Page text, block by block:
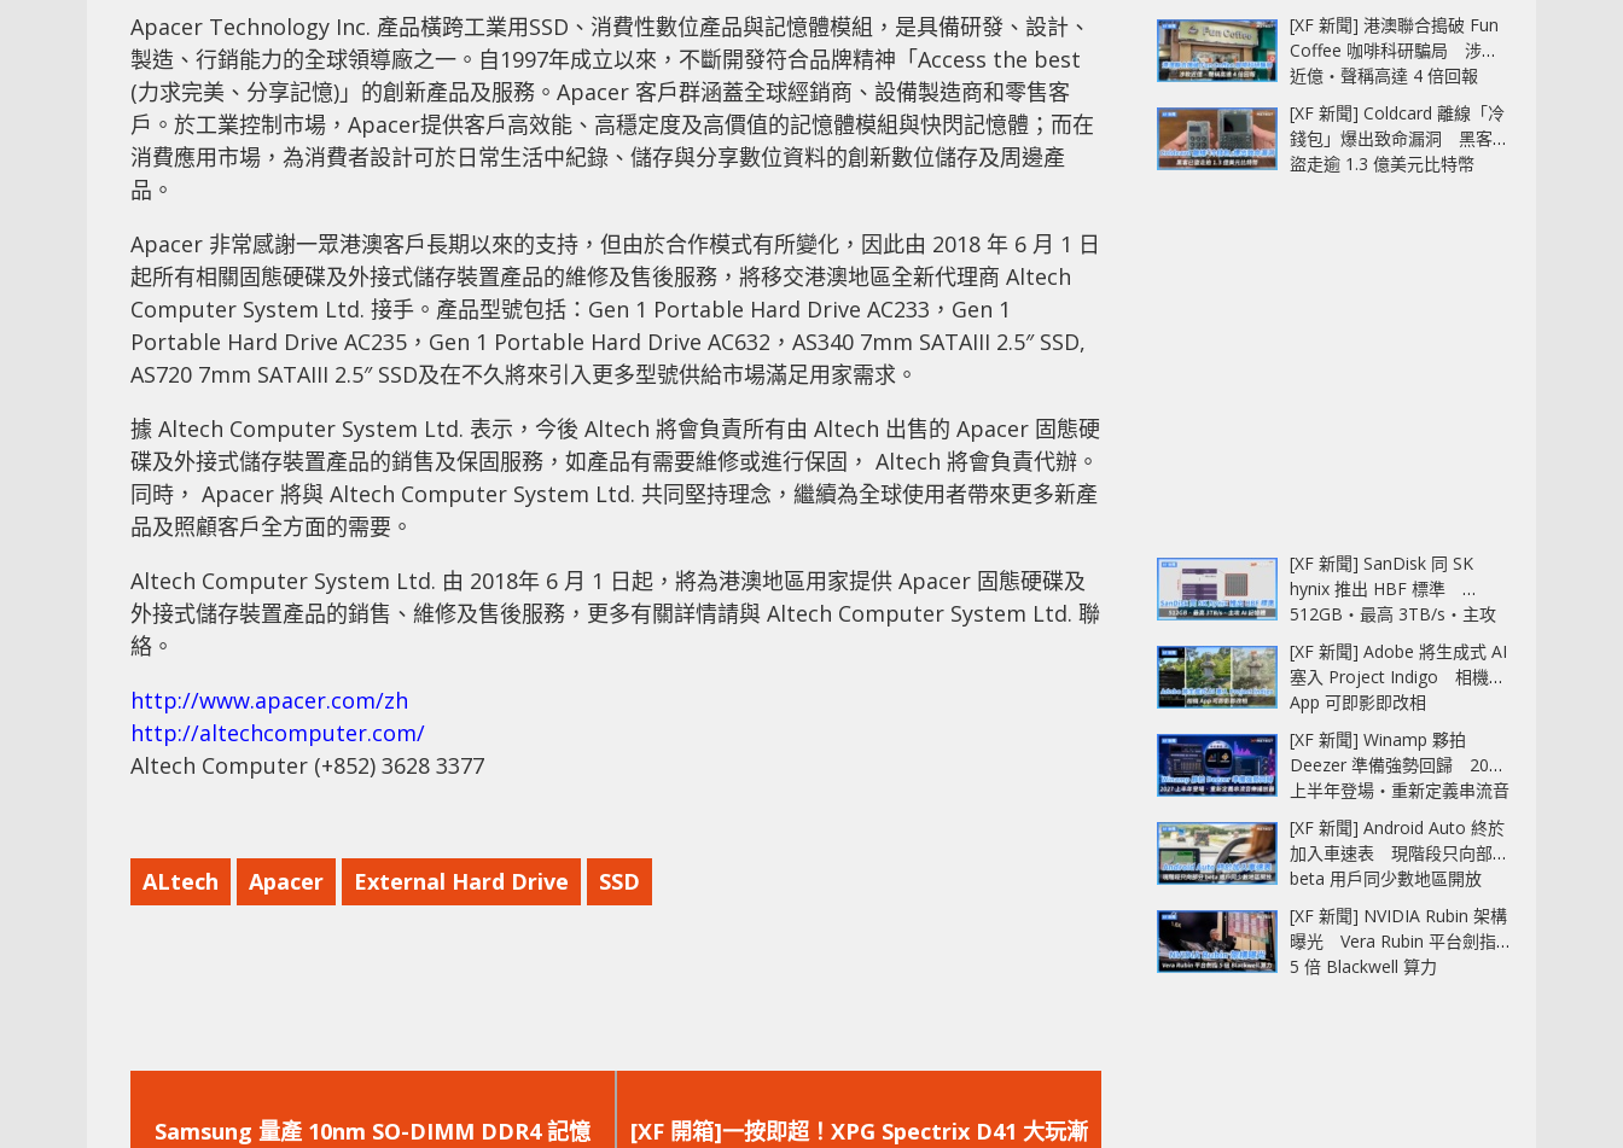
Apacer Technology Inc. 產品橫跨工業用SSD、消費性數位產品與記憶體模組，是具備研發、設計、
製造、行銷能力的全球領導廠之一。自1997年成立以來，不斷開發符合品牌精神「Access the best
(力求完美、分享記憶)」的創新產品及服務。Apacer 客戶群涵蓋全球經銷商、設備製造商和零售客
戶。於工業控制市場，Apacer提供客戶高效能、高穩定度及高價值的記憶體模組與快閃記憶體；而在
消費應用市場，為消費者設計可於日常生活中紀錄、儲存與分享數位資料的創新數位儲存及周邊產
品。
Apacer 非常感謝一眾港澳客戶長期以來的支持，但由於合作模式有所變化，因此由 2018 年 6 月 1 日
起所有相關固態硬碟及外接式儲存裝置產品的維修及售後服務，將移交港澳地區全新代理商 Altech
Computer System Ltd. 接手。產品型號包括：Gen 1 Portable Hard Drive AC233，Gen 1
Portable Hard Drive AC235，Gen 1 Portable Hard Drive AC632，AS340 7mm SATAIII 2.5″ SSD,
AS720 7mm SATAIII 2.5″ SSD及在不久將來引入更多型號供給市場滿足用家需求。
據 Altech Computer System Ltd. 表示，今後 Altech 將會負責所有由 Altech 出售的 Apacer 固態硬
碟及外接式儲存裝置產品的銷售及保固服務，如產品有需要維修或進行保固， Altech 將會負責代辦。
同時， Apacer 將與 Altech Computer System Ltd. 共同堅持理念，繼續為全球使用者帶來更多新產
品及照顧客戶全方面的需要。
Altech Computer System Ltd. 由 2018年 6 月 1 日起，將為港澳地區用家提供 Apacer 固態硬碟及
外接式儲存裝置產品的銷售、維修及售後服務，更多有關詳情請與 Altech Computer System Ltd. 聯
絡。
http://www.apacer.com/zh
http://altechcomputer.com/
Altech Computer (+852) 3628 3377
ALtech Apacer External Hard Drive SSD
一
Samsung 量產 10nm SO-DIMM DDR4 記憶
一
[XF 開箱]一按即超！XPG Spectrix D41 大玩漸
[XF 新聞] 港澳聯合搗破 Fun
Coffee 咖啡科研騙局 涉款
近億‧聲稱高達 4 倍回報
[XF 新聞] Coldcard 離線「冷
錢包」爆出致命漏洞 黑客已
盜走逾 1.3 億美元比特幣
[XF 新聞] SanDisk 同 SK
hynix 推出 HBF 標準
512GB‧最高 3TB/s‧主攻
AI 記憶體
[XF 新聞] Adobe 將生成式 AI
塞入 Project Indigo 相機
App 可即影即改相
[XF 新聞] Winamp 夥拍
Deezer 準備強勢回歸 2027
上半年登場‧重新定義串流音
樂播放器
[XF 新聞] Android Auto 終於
加入車速表 現階段只向部分
beta 用戶同少數地區開放
[XF 新聞] NVIDIA Rubin 架構
曝光 Vera Rubin 平台劍指
5 倍 Blackwell 算力